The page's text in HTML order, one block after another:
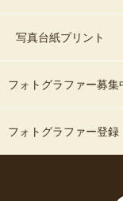
写真台紙プリント
フォトグラファー募集
フォトグラファー登録